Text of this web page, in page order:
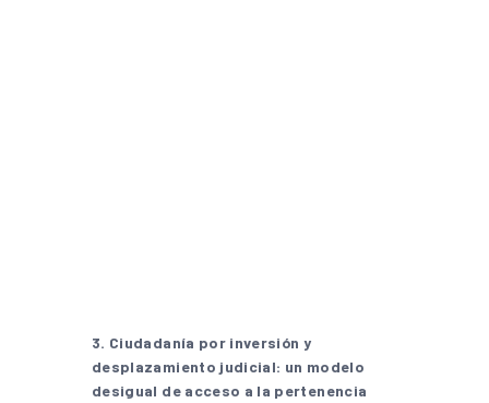
3. Ciudadanía por inversión y
desplazamiento judicial: un modelo
desigual de acceso a la pertenencia